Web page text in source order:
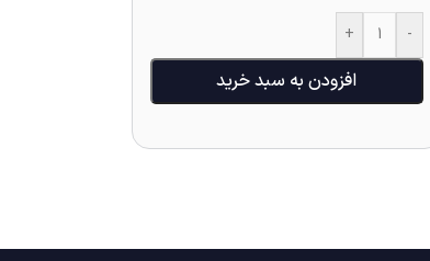
-
+
افزودن به سبد خرید